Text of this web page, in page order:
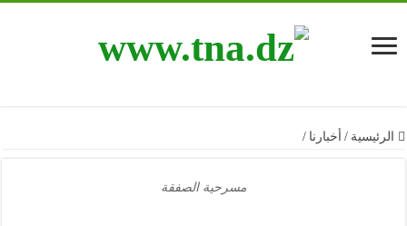
الرئيسية / أخبارنا /
مسرحية الصفقة